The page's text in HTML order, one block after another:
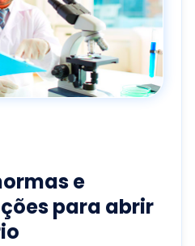
e
para abrir